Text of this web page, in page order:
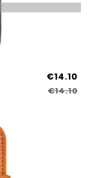
€14.10
€14.10